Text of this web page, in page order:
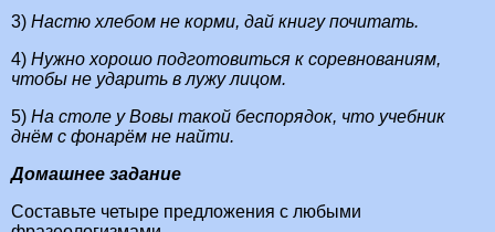
3) Настю хлебом не корми, дай книгу почитать.
4) Нужно хорошо подготовиться к соревнованиям,
чтобы не ударить в лужу лицом.
5) На столе у Вовы такой беспорядок, что учебник
днём с фонарём не найти.
Домашнее задание
Составьте четыре предложения с любыми